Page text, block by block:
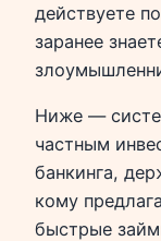
действуете
заранее
Ниже —
частным
банкинга,
кому
быстрые